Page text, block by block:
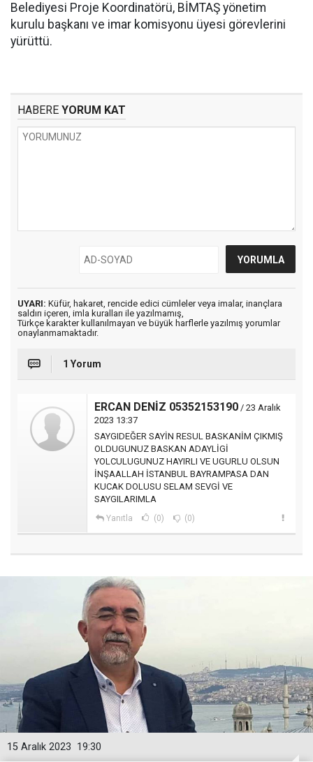
Belediyesi Proje Koordinatörü, BİMTAŞ yönetim
kurulu başkanı ve imar komisyonu üyesi görevlerini
yürüttü.
HABERE YORUM KAT
UYARI: Küfür, hakaret, rencide edici cümleler veya imalar, inançlara
saldırı içeren, imla kuralları ile yazılmamış,
Türkçe karakter kullanılmayan ve büyük harflerle yazılmış yorumlar
onaylanmamaktadır.
1 Yorum
ERCAN DENİZ 05352153190 / 23 Aralık
2023 13:37
SAYGIDEĞER SAYİN RESUL BASKANİM ÇIKMIŞ
OLDUGUNUZ BASKAN ADAYLİGİ
YOLCULUGUNUZ HAYIRLI VE UGURLU OLSUN
İNŞAALLAH İSTANBUL BAYRAMPASA DAN
KUCAK DOLUSU SELAM SEVGİ VE
SAYGILARIMLA
Yanıtla (0) (0)
19:30
15 Aralık 2023